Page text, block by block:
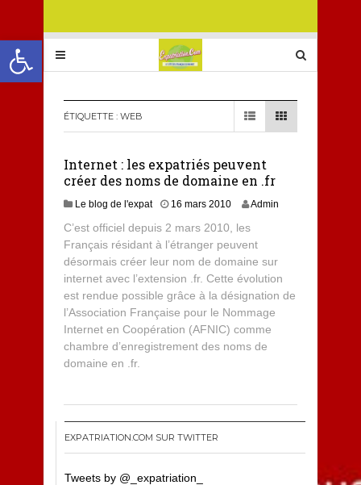
Ouvrir la barre d’outils
ÉTIQUETTE : WEB
Internet : les expatriés peuvent
créer des noms de domaine en .fr
Le blog de l'expat 16 mars 2010 Admin
C’est officiel depuis 2 mars 2010, les
Français résidant à l’étranger peuvent
désormais créer leur nom de domaine sur
internet avec l’extension .fr. Cette évolution
est rendue possible grâce à la désignation de
l’Association Française pour le Nommage
Internet en Coopération (AFNIC) comme
chambre d’enregistrement des noms de
domaine en .fr.
EXPATRIATION.COM SUR TWITTER
Tweets by @_expatriation_